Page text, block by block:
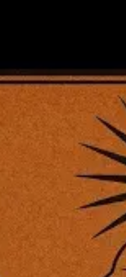
In this class, we
Socrates' exoteric